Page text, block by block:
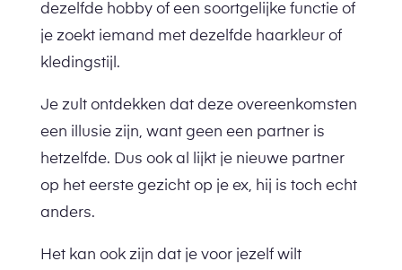
dezelfde hobby of een soortgelijke functie of
je zoekt iemand met dezelfde haarkleur of
kledingstijl.
Je zult ontdekken dat deze overeenkomsten
een illusie zijn, want geen een partner is
hetzelfde. Dus ook al lijkt je nieuwe partner
op het eerste gezicht op je ex, hij is toch echt
anders.
Het kan ook zijn dat je voor jezelf wilt